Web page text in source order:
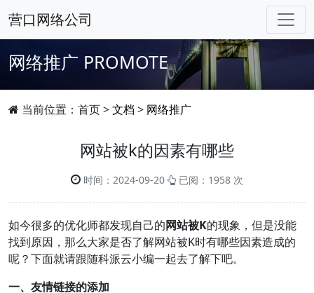
营口网络公司
网络推广 PROMOTE
当前位置： 首页>文档 > 网络推广
网站被k的因素有哪些
时间：2024-09-20 已阅：1958 次
如今很多的优化师都发现自己的网站被K的现象，但是没能
找到原因，那么大家是否了解网站被K时有哪些因素造成的
呢？下面就请跟随科派云小编一起去了解下吧。
一、友情链接的添加